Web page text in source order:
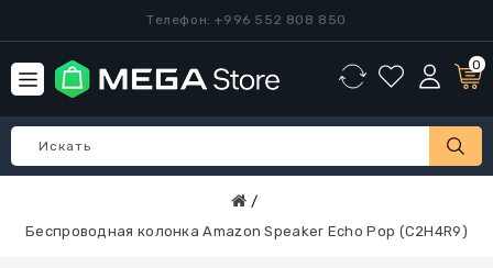
Телефон: +996 552 808 850
0
Беспроводная колонка Amazon Speaker Echo Pop (C2H4R9)